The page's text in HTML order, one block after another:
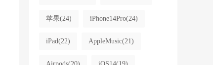
苹果(24) iPhone14Pro(24)
iPad(22) AppleMusic(21)